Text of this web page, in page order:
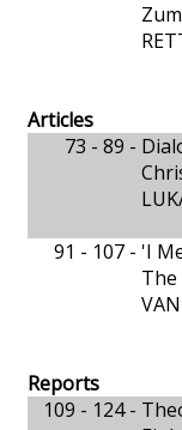
Articles
73 - 89 -
91 - 107 - 'I
Reports
109 - 124 -